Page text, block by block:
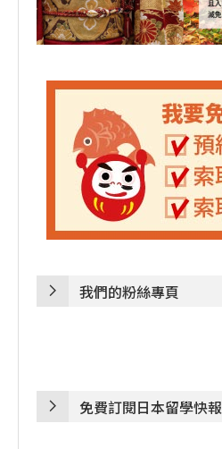
我們的粉絲專頁
免費訂閱日本留學快報